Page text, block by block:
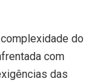
do
com
das